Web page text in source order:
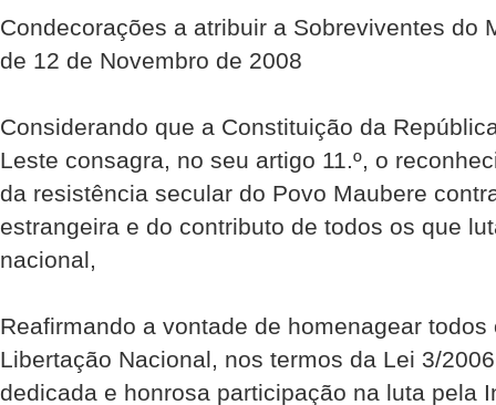
Condecorações a atribuir a Sobreviventes do
de 12 de Novembro de 2008
Considerando que a Constituição da
Leste consagra, no seu artigo 11.º, o
da resistência secular do Povo Maubere
estrangeira e do contributo de todos os que
nacional,
Reafirmando a vontade de homenagear
Libertação Nacional, nos termos da Lei 3/
dedicada e honrosa participação na luta pela